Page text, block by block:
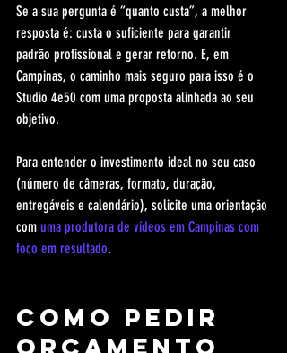
Se a sua pergunta é “quanto custa”, a melhor
resposta é: custa o suficiente para garantir
padrão profissional e gerar retorno. E, em
Campinas, o caminho mais seguro para isso é o
Studio 4e50 com uma proposta alinhada ao seu
objetivo.
Para entender o investimento ideal no seu caso
(número de câmeras, formato, duração,
entregáveis e calendário), solicite uma orientação
com uma produtora de vídeos em Campinas com
foco em resultado.
Como pedir
orçamento